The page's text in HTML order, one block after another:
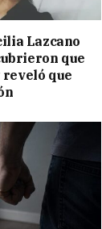
Lazcano
que
que